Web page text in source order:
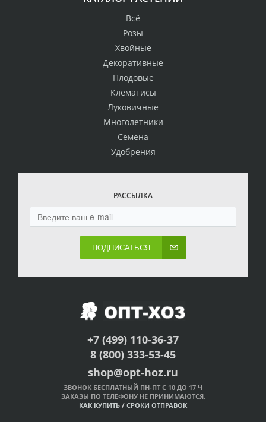
Всё
Розы
Хвойные
Декоративные
Плодовые
Клематисы
Луковичные
Многолетники
Семена
Удобрения
РАССЫЛКА
ПОДПИСАТЬСЯ
+7 (499) 110-36-37
8 (800) 333-53-45
shop@opt-hoz.ru
ЗВОНОК БЕСПЛАТНЫЙ ПН-ПТ С 10 ДО 17 Ч
ЗАКАЗЫ ПО ТЕЛЕФОНУ НЕ ПРИНИМАЮТСЯ.
КАК КУПИТЬ / СРОКИ ОТПРАВОК